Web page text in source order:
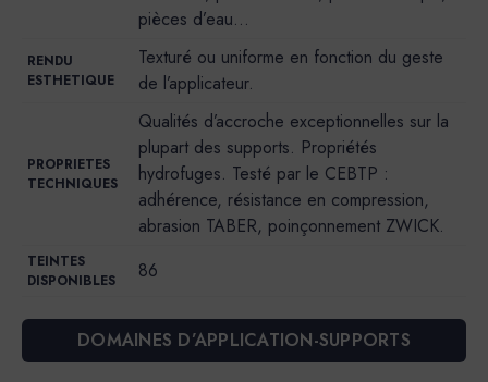
pièces d’eau…
RENDU
ESTHETIQUE
Texturé ou uniforme en fonction du geste
de l’applicateur.
PROPRIETES
TECHNIQUES
Qualités d’accroche exceptionnelles sur la
plupart des supports. Propriétés
hydrofuges. Testé par le CEBTP :
adhérence, résistance en compression,
abrasion TABER, poinçonnement ZWICK.
TEINTES
DISPONIBLES
86
DOMAINES D’APPLICATION-SUPPORTS